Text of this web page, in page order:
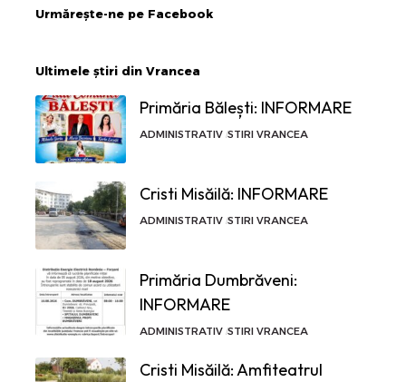
Urmărește-ne pe Facebook
Ultimele știri din Vrancea
Primăria Bălești: INFORMARE
ADMINISTRATIV STIRI VRANCEA
Cristi Misăilă: INFORMARE
ADMINISTRATIV STIRI VRANCEA
Primăria Dumbrăveni:
INFORMARE
ADMINISTRATIV STIRI VRANCEA
Cristi Misăilă: Amfiteatrul